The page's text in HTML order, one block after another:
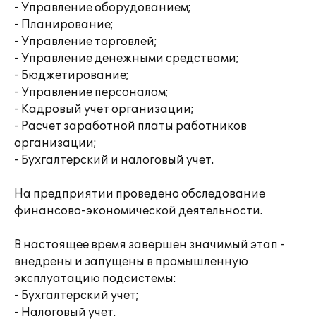
- Управление оборудованием;
- Планирование;
- Управление торговлей;
- Управление денежными средствами;
- Бюджетирование;
- Управление персоналом;
- Кадровый учет организации;
- Расчет заработной платы работников
организации;
- Бухгалтерский и налоговый учет.
На предприятии проведено обследование
финансово-экономической деятельности.
В настоящее время завершен значимый этап -
внедрены и запущены в промышленную
эксплуатацию подсистемы:
- Бухгалтерский учет;
- Налоговый учет.